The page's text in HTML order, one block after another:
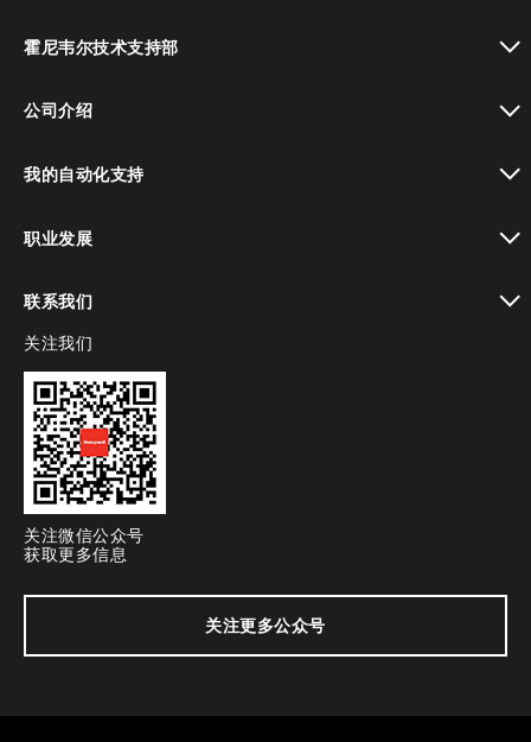
霍尼韦尔技术支持部
公司介绍
我的自动化支持
职业发展
联系我们
toggle view
关注我们
关注微信公众号
获取更多信息
关注更多公众号